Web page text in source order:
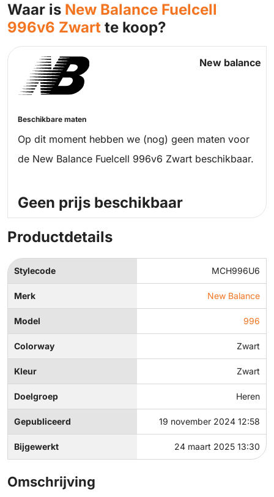
Waar is New Balance Fuelcell
996v6 Zwart te koop?
New balance
Beschikbare maten
Op dit moment hebben we (nog) geen maten voor
de New Balance Fuelcell 996v6 Zwart beschikbaar.
Geen prijs beschikbaar
Productdetails
Stylecode MCH996U6
Merk New Balance
Model 996
Colorway Zwart
Kleur Zwart
Doelgroep Heren
Gepubliceerd 19 november 2024 12:58
Bijgewerkt 24 maart 2025 13:30
Omschrijving